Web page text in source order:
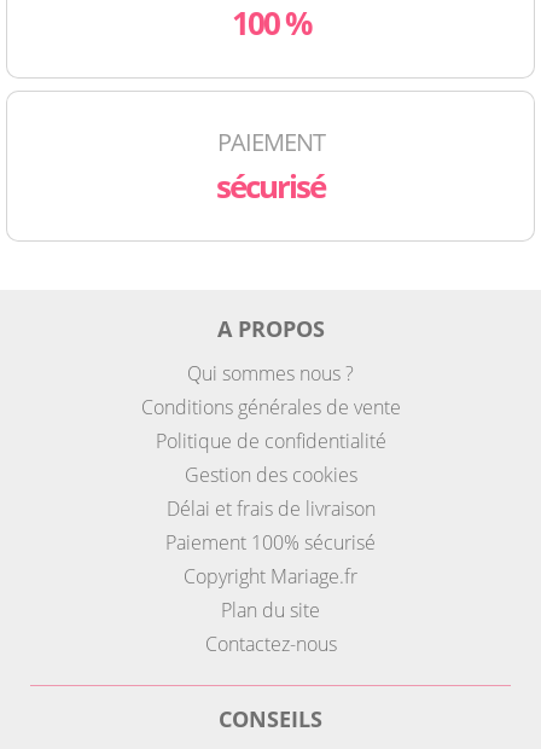
100 %
PAIEMENT
sécurisé
A PROPOS
Qui sommes nous ?
Conditions générales de vente
Politique de confidentialité
Gestion des cookies
Délai et frais de livraison
Paiement 100% sécurisé
Copyright Mariage.fr
Plan du site
Contactez-nous
CONSEILS